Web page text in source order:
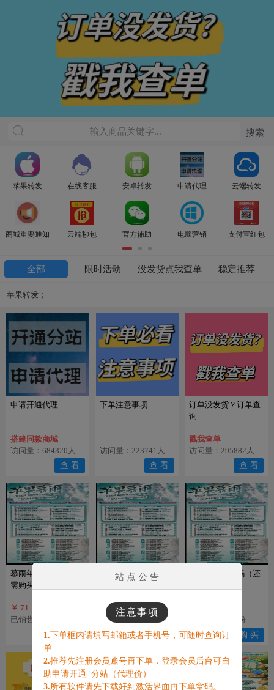
苹果转发 在线客服 安卓转发 申请代理 云端转发
商城重要通知 云端秒包 官方辅助 电脑营销 支付宝红包
全部 限时活动 没发货点我查单 稳定推荐
苹果转发；
申请开通代理
搭建同款商城
访问量：684320人
查 看
下单注意事项
访问量：223741人
查 看
订单没发货？订单查
询
戳我查单
访问量：295882人
查 看
慕雨年卡激活码（还
需购买兑换码）
￥ 71
已销售：9149份
购 买
慕雨兑换码-不退不换
￥ 18
已销售：4973份
购 买
慕雨季卡激活码（还
已销售：4251份
购 买
站 点 公 告
注意事项
1.下单框内请填写邮箱或者手机号，可随时查询订
单
2.推荐先注册会员账号再下单，登录会员后台可自
助申请开通 分站（代理价）
3.所有软件请先下载好到激活界面再下单拿码。